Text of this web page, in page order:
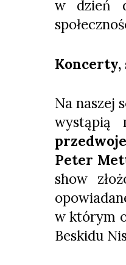
w dzień
Na naszej
Peter
show
w którym
Beskidu